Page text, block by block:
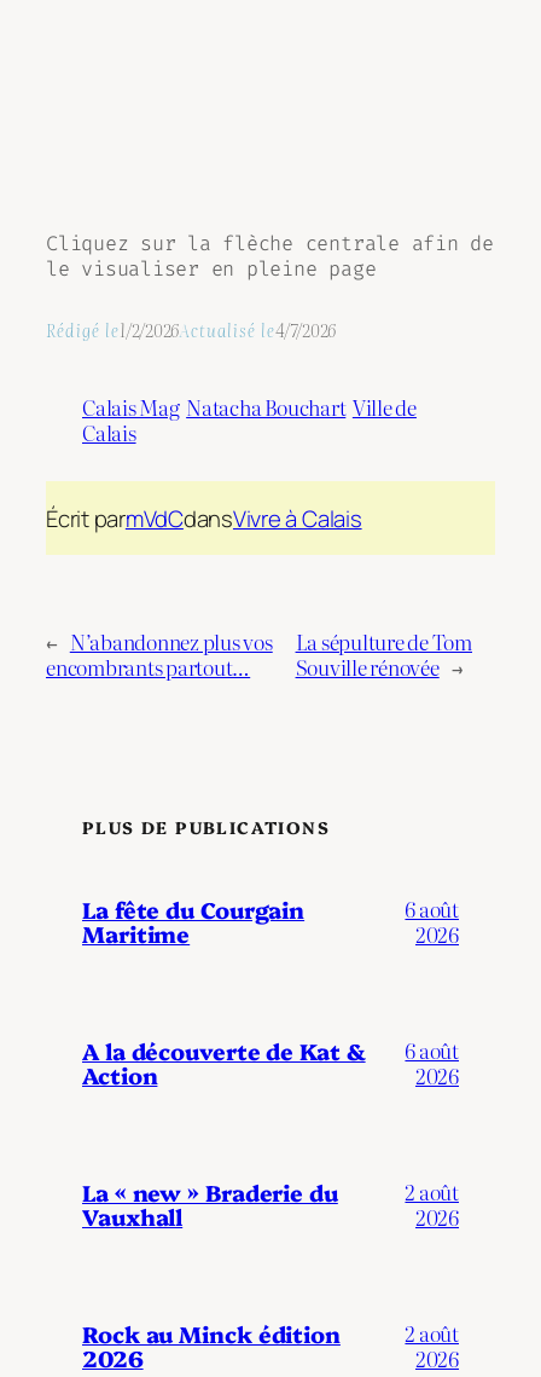
Cliquez sur la flèche centrale afin de
le visualiser en pleine page
Rédigé le1/2/2026Actualisé le4/7/2026
Calais Mag Natacha Bouchart Ville de
Calais
Écrit parmVdCdansVivre à Calais
← N’abandonnez plus vos
encombrants partout…
La sépulture de Tom
Souville rénovée →
PLUS DE PUBLICATIONS
La fête du Courgain
Maritime
6 août
2026
A la découverte de Kat &
Action
6 août
2026
La « new » Braderie du
Vauxhall
2 août
2026
Rock au Minck édition
2026
2 août
2026